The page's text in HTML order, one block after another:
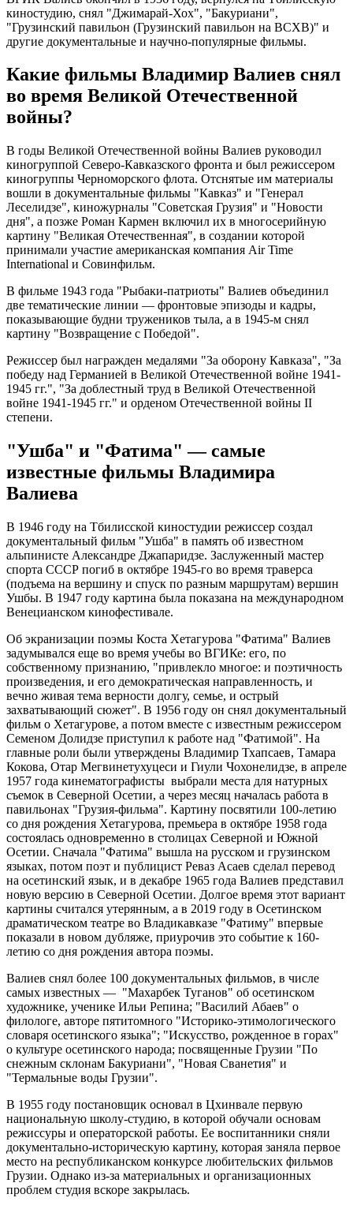
киностудию, снял "Джимарай-Хох", "Бакуриани",
"Грузинский павильон (Грузинский павильон на ВСХВ)" и
другие документальные и научно-популярные фильмы.
Какие фильмы Владимир Валиев снял
во время Великой Отечественной
войны?
В годы Великой Отечественной войны Валиев руководил
киногруппой Северо-Кавказского фронта и был режиссером
киногруппы Черноморского флота. Отснятые им материалы
вошли в документальные фильмы "Кавказ" и "Генерал
Леселидзе", киножурналы "Советская Грузия" и "Новости
дня", а позже Роман Кармен включил их в многосерийную
картину "Великая Отечественная", в создании которой
принимали участие американская компания Air Time
International и Совинфильм.
В фильме 1943 года "Рыбаки-патриоты" Валиев объединил
две тематические линии — фронтовые эпизоды и кадры,
показывающие будни тружеников тыла, а в 1945-м снял
картину "Возвращение с Победой".
Режиссер был награжден медалями "За оборону Кавказа", "За
победу над Германией в Великой Отечественной войне 1941-
1945 гг.", "За доблестный труд в Великой Отечественной
войне 1941-1945 гг." и орденом Отечественной войны II
степени.
"Ушба" и "Фатима" — самые
известные фильмы Владимира
Валиева
В 1946 году на Тбилисской киностудии режиссер создал
документальный фильм "Ушба" в память об известном
альпинисте Александре Джапаридзе. Заслуженный мастер
спорта СССР погиб в октябре 1945-го во время траверса
(подъема на вершину и спуск по разным маршрутам) вершин
Ушбы. В 1947 году картина была показана на международном
Венецианском кинофестивале.
Об экранизации поэмы Коста Хетагурова "Фатима" Валиев
задумывался еще во время учебы во ВГИКе: его, по
собственному признанию, "привлекло многое: и поэтичность
произведения, и его демократическая направленность, и
вечно живая тема верности долгу, семье, и острый
захватывающий сюжет". В 1956 году он снял документальный
фильм о Хетагурове, а потом вместе с известным режиссером
Семеном Долидзе приступил к работе над "Фатимой". На
главные роли были утверждены Владимир Тхапсаев, Тамара
Кокова, Отар Мегвинетухуцеси и Гиули Чохонелидзе, в апреле
1957 года кинематографисты выбрали места для натурных
съемок в Северной Осетии, а через месяц началась работа в
павильонах "Грузия-фильма". Картину посвятили 100-летию
со дня рождения Хетагурова, премьера в октябре 1958 года
состоялась одновременно в столицах Северной и Южной
Осетии. Сначала "Фатима" вышла на русском и грузинском
языках, потом поэт и публицист Реваз Асаев сделал перевод
на осетинский язык, и в декабре 1965 года Валиев представил
новую версию в Северной Осетии. Долгое время этот вариант
картины считался утерянным, а в 2019 году в Осетинском
драматическом театре во Владикавказе "Фатиму" впервые
показали в новом дубляже, приурочив это событие к 160-
летию со дня рождения автора поэмы.
Валиев снял более 100 документальных фильмов, в числе
самых известных — "Махарбек Туганов" об осетинском
художнике, ученике Ильи Репина; "Василий Абаев" о
филологе, авторе пятитомного "Историко-этимологического
словаря осетинского языка"; "Искусство, рожденное в горах"
о культуре осетинского народа; посвященные Грузии "По
снежным склонам Бакуриани", "Новая Сванетия" и
"Термальные воды Грузии".
В 1955 году постановщик основал в Цхинвале первую
национальную школу-студию, в которой обучали основам
режиссуры и операторской работы. Ее воспитанники сняли
документально-историческую картину, которая заняла первое
место на республиканском конкурсе любительских фильмов
Грузии. Однако из-за материальных и организационных
проблем студия вскоре закрылась.